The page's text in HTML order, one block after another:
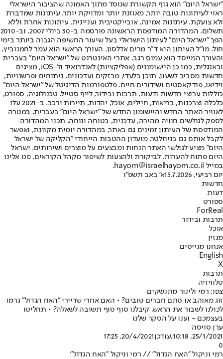
"ישראל היום" הוא גוף תקשורת שנוסד מתוך האמונה שהציבור הישראלי
ראוי לעיתונות טובה יותר, מאוזנת יותר ומדויקת יותר. עיתונות שמדברת
ולא צועקת. עיתונות אמינה, אובייקטיבית ועניינית. עיתונות אחרת וללא
תשלום. המהדורה המודפסת הראשונה פורסמה ב-30 ביולי 2007, וב-2010
הפך "ישראל היום" לעיתון הישראלי בעל שיעור החשיפה הגבוה ביותר בימי
חול. מו"ל העיתון היא ד"ר מרים אדלסון. העורך הראשי הוא עמר לחמנוביץ,
והעורך המייסד הוא עמוס רגב. אתרי האינטרנט של "ישראל היום" בעברית
ובאנגלית, כמו כן היישומונים (אפליקציות) לאנדרואיד ול-iOS, מציגים
חדשות מסביב לשעון, תוכן בלעדי, מבזקים ועדכונים, ניתוחים ופרשנויות,
וידיאו, פודקאסטים ושידורים חיים. פלטפורמות הדיגיטל של "ישראל היום"
כוללות ערוצי חדשות ודעות, תרבות ובידור, לייף סטייל, טכנולוגיה, ספורט,
כלכלה וצרכנות, בריאות, חיילים, אוכל, יהדות, תיירות ורכב. ב-2021 עלו
לאוויר האתר החדש והיישומון החדש של "ישראל היום" בעברית, במטרה
לספק לגולשים חוויה מהירה, עדכנית, בטוחה ונוחה. תכני המהדורה
המודפסת של העיתון זמינים גם באתר, במהדורה יומית מקוונת, ואפשר
לקבל אותם גם בניוזלטר. מועדון ההטבות הייחודי "הקליקה של ישראל
היום" מציע לגולשי האתר הנחות ומבצעים על מוצרים ושירותים. ישראל
היום פתוח להערות, לביקורת ולהצעות לשיפור מקהל הקוראים. פנו אלינו
במייל hayom@israelhayom.co.il.
יום רביעי, 15.7.2026
א' באב תשפ"ו
חדשות
דעות
ספורט
ForReal
תרבות ובידור
אוכל
מגזין
אנחנו מגייסים
English
X
תרבות
טלוויזיה
צפו: רמי ולינור מתנשקים
זוג מאוהב או סתם חברים טובים? • האם אחרי שדיירי "האח הגדול" גרמו
לכולנו לשבור את הראש, קיבלנו סוף סוף תשובה לשאלה? • תחליטו
בעצמכם - וענו על הסקר שלנו
ערן סויסה
25/1/2021, 10:18
,עודכן20/4/2021, 17:25
0
רמי וניקול "האח הגדול" // רמי וניקול "האח הגדול"